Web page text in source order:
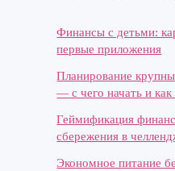
Финансы с детьми:
первые приложения
Планирование
— с чего начать и как
Геймификация
сбережения в
Экономное питание